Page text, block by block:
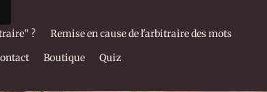
?
Remise en cause de l'arbitraire des mots
Boutique Quiz